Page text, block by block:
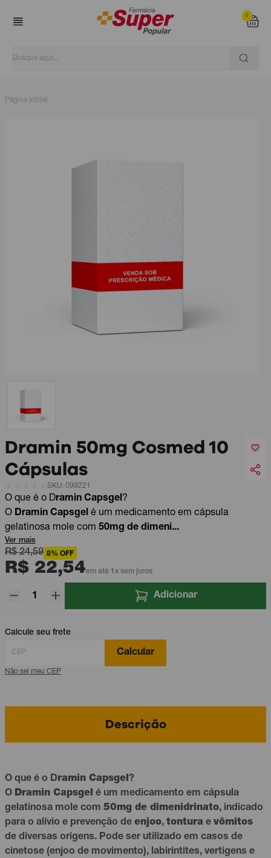
0
Página inicial
Dramin 50mg Cosmed 10
Cápsulas
SKU: 099221
O que é o Dramin Capsgel?
O Dramin Capsgel é um medicamento em cápsula
gelatinosa mole com 50mg de dimeni...
Ver mais
R$ 24,59 8% OFF
R$ 22,54em até 1x sem juros
Adicionar
Calcule seu frete
Calcular
Não sei meu CEP
Descrição
O que é o Dramin Capsgel?
O Dramin Capsgel é um medicamento em cápsula
gelatinosa mole com 50mg de dimenidrinato, indicado
para o alívio e prevenção de enjoo, tontura e vômitos
de diversas origens. Pode ser utilizado em casos de
cinetose (enjoo de movimento), labirintites, vertigens e